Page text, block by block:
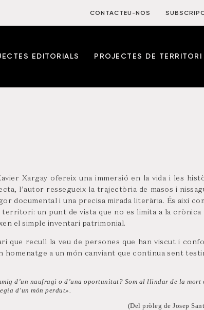
CONTACTEU-NOS
EDITORIALS PROJECTES DE TERRITORI
Xargay ofereix una immersió en la vida i les
l’autor ressegueix la trajectòria de masos i
documental i una precisa mirada literària. És així
territori: un punt de vista que no es limita a la crònica
el simple inventari patrimonial.
que recull la veu de persones que han viscut i
homenatge a un món canviant que continua sent
d’un naufragi o d’una oportunitat? Som al llindar de la mort
d’un món perdut».
(Del pròleg de Josep